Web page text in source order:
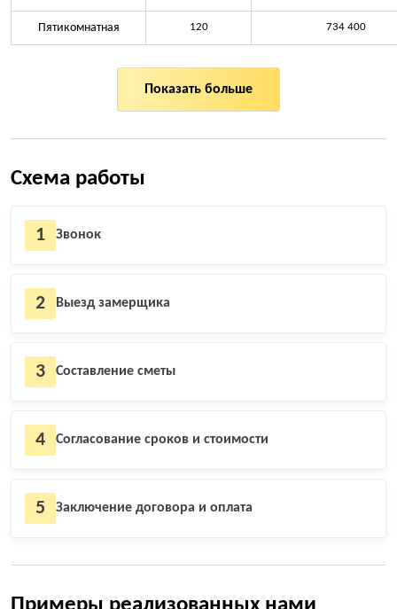
Пятикомнатная 120 734 400
Показать больше
Схема работы
1 Звонок
2 Выезд замерщика
3 Составление сметы
4 Согласование сроков и стоимости
5 Заключение договора и оплата